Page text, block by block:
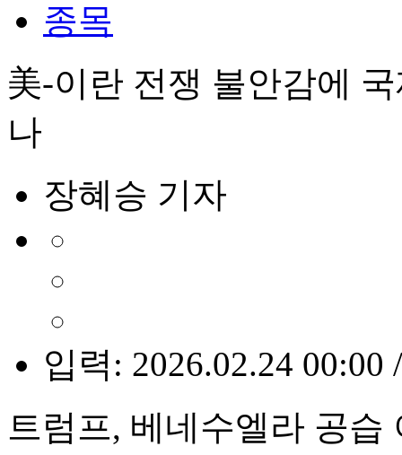
종목
美-이란 전쟁 불안감에
나
장혜승 기자
입력: 2026.02.24 00:00
트럼프, 베네수엘라 공습